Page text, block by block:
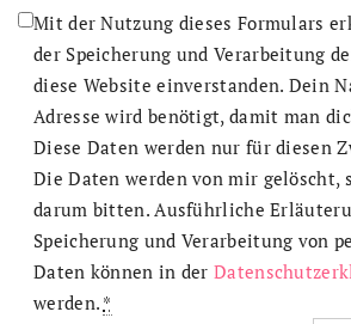
Mit der Nutzung dieses Formulars
der Speicherung und Verarbeitung
diese Website einverstanden. Dein
Adresse wird benötigt, damit man
Diese Daten werden nur für diesen
Die Daten werden von mir gelöscht,
darum bitten. Ausführliche
Speicherung und Verarbeitung von
Daten können in der
werden. *